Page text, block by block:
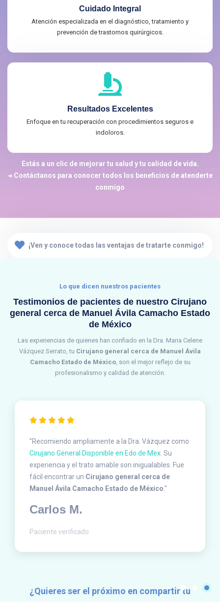
Cuidado Integral
Atención especializada en el diagnóstico, tratamiento y
prevención de trastornos quirúrgicos.
Resultados Excelentes
Enfoque en tu recuperación con procedimientos seguros e
indoloros.
Estás a un clic de mejorar tu salud y tu calidad de vida.
Contáctanos para conocer todos los beneficios de atenderte
conmigo
¡Ven y conoce todas las ventajas de tratarte conmigo!
Lo que dicen nuestros pacientes
Testimonios de pacientes de nuestro Cirujano
general cerca de Manuel Ávila Camacho Estado
de México
Las experiencias de quienes han confiado en la Dra. Maria Celene
Vázquez Serrato, tu Cirujano general cerca de Manuel Ávila
Camacho Estado de México, son el mejor reflejo de su
profesionalismo y calidad de atención.
"Recomiendo ampliamente a la Dra. Vázquez como
Cirujano General Disponible en Edo de Mex . Su
experiencia y el trato amable son inigualables. Fue
fácil encontrar un Cirujano general cerca de
Manuel Ávila Camacho Estado de México."
Carlos M.
Paciente verificado
¿Quieres ser el próximo en compartir tu